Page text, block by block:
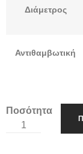
Διάμετρος
Αντιθαμβωτική
Ποσότητα